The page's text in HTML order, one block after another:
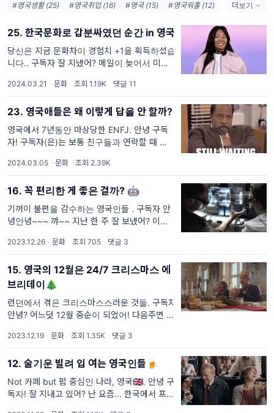
#영국생활 (25) #영국취업 (16) #영국 (15)
#영국워홀 (12)
#문화차이 (4)
#워킹홀리데이 (4) #러쉬 (3)
#영국알바 (3)
#영국문화 (3)
더보기
25. 한국문화로 갑분싸였던 순간 in 영국
당신은 지금 문화차이 경험치 +1을 획득하셨습
니다.. 구독자 잘 지냈어? 메일이 늦어서 미안
스레터를 목요일에서야 보낼 수 있게 되었어.
그동안 잘 지내고 있었기를 바라❤️ 구독자
2024.03.21 · 문화 · 조회 1.19K · 댓글 11
23. 영국애들은 왜 이렇게 답을 안 할까?
영국에서 7년동안 마상당한 ENFJ. 안녕 구독
자! 구독자(은)는 보통 친구들과 연락할 때 답장
음날까지 답장하는 편이야. 영국애들과 얘기할
때는 2-3일 뒤에 보
2024.03.05 · 문화 · 조회 2.39K
16. 꼭 편리한 게 좋은 걸까? 🤖
기꺼이 불편을 감수하는 영국인들 . 구독자 안
녕안녕~~~ 꺄~~ 지난 한 주 잘 보냈어? 이번
이제 2023년도 1주일도 채 남지 않았어. 😳
3n년째 맞이하는 새
2023.12.26 · 문화 · 조회 705 · 댓글 3
15. 영국의 12월은 24/7 크리스마스 에
브리데이🎄
런던에서 겪은 크리스마스스러운 것들. 구독자
안녕? 어느덧 12월 중순이 되었어! 다음주면 벌
오고 거리에 캐롤송이 울려퍼지는 이맘 때쯤이
면 항상 마음이 묘하게 일렁거
2023.12.19 · 문화 · 조회 1.35K · 댓글 3
12. 술기운 빌려 입 여는 영국인들🍺
Not 카페 but 펍 중심인 나라, 영국🇬🇧. 안녕 구
독자! 잘 지내고 있어? 난 요즘... 한국에서 프리